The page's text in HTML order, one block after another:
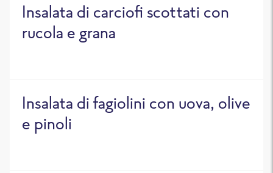
Insalata di carciofi scottati con
rucola e grana
Insalata di fagiolini con uova, olive
e pinoli